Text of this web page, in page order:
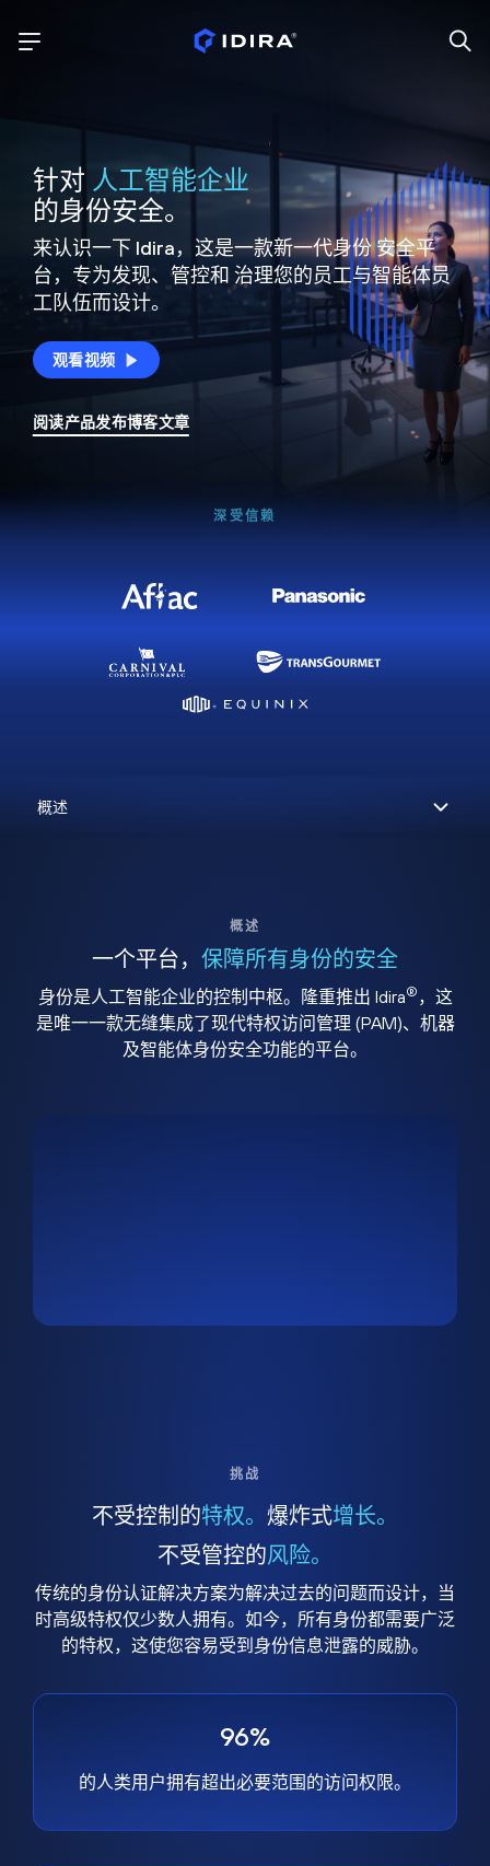
针对 人工智能企业
的身份安全。
来认识一下 Idira，这是一款新一代身份安全平
台，专为发现、管控和 治理您的员工与智能体员
工队伍而设计。
观看视频
阅读产品发布博客文章
深受信赖
概述
一个平台， 保障所有身份的安全
身份是人工智能企业的控制中枢。隆重推出 Idira® ，这
是唯一一款无缝集成了现代特权访问管理 (PAM)、机器
及智能体身份安全功能的平台。
挑战
不受控制的特权。 爆炸式增长。
不受管控的风险。
传统的身份认证解决方案为解决过去的问题而设计，当
时高级特权仅少数人拥有。如今，所有身份都需要广泛
的特权，这使您容易受到身份信息泄露的威胁。
96%
的人类用户拥有超出必要范围的访问权限。